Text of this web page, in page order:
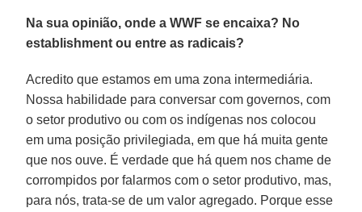
Na sua opinião, onde a WWF se encaixa? No
establishment ou entre as radicais?
Acredito que estamos em uma zona intermediária.
Nossa habilidade para conversar com governos, com
o setor produtivo ou com os indígenas nos colocou
em uma posição privilegiada, em que há muita gente
que nos ouve. É verdade que há quem nos chame de
corrompidos por falarmos com o setor produtivo, mas,
para nós, trata-se de um valor agregado. Porque esse